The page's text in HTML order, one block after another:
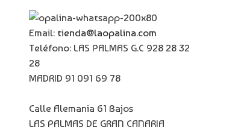
Email: tienda@laopalina.com
Teléfono: LAS PALMAS G.C 928 28 32
28
MADRID 91 091 69 78
Calle Alemania 61 Bajos
LAS PALMAS DE GRAN CANARIA